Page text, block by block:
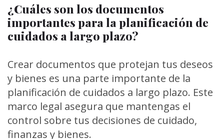
¿Cuáles son los documentos
importantes para la planificación de
cuidados a largo plazo?
Crear documentos que protejan tus deseos
y bienes es una parte importante de la
planificación de cuidados a largo plazo. Este
marco legal asegura que mantengas el
control sobre tus decisiones de cuidado,
finanzas y bienes.